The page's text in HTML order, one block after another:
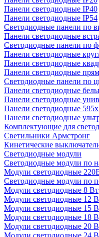
Панели светодиодные IP40
Панели светодиодные IP54
Светодиодные панели по
Панели светодиодные
Светодиодные панели по
Панели светодиодные
Панели светодиодные
Панели светодиодные
Светодиодные панели по
Панели светодиодные
Панели светодиодные
Панели светодиодные
Панели светодиодные
Комплектующие для
Светильники Армстронг
Кинетические
Светодиодные модули
Светодиодные модули по
Модули светодиодные
Светодиодные модули по
Модули светодиодные 8 Вт
Модули светодиодные 12
Модули светодиодные 15
Модули светодиодные 18
Модули светодиодные 20
Модули светодиодные 24